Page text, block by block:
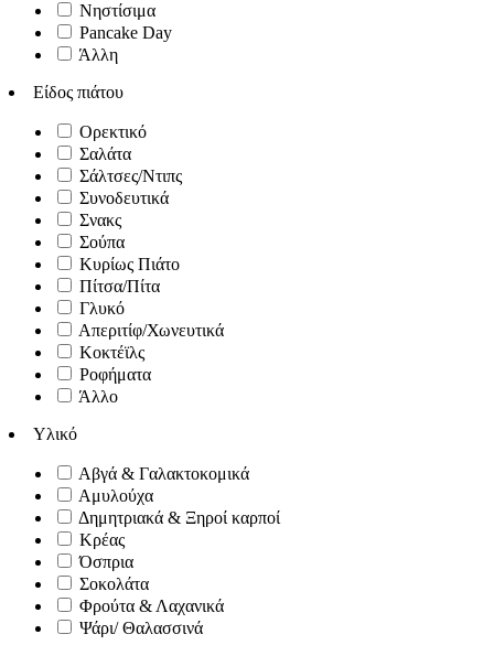
Νηστίσιμα
Pancake Day
Άλλη
Είδος πιάτου
Ορεκτικό
Σαλάτα
Σάλτσες/Ντιπς
Συνοδευτικά
Σνακς
Σούπα
Κυρίως Πιάτο
Πίτσα/Πίτα
Γλυκό
Απεριτίφ/Χωνευτικά
Κοκτέϊλς
Ροφήματα
Άλλο
Υλικό
Αβγά & Γαλακτοκομικά
Αμυλούχα
Δημητριακά & Ξηροί καρποί
Κρέας
Όσπρια
Σοκολάτα
Φρούτα & Λαχανικά
Ψάρι/ Θαλασσινά